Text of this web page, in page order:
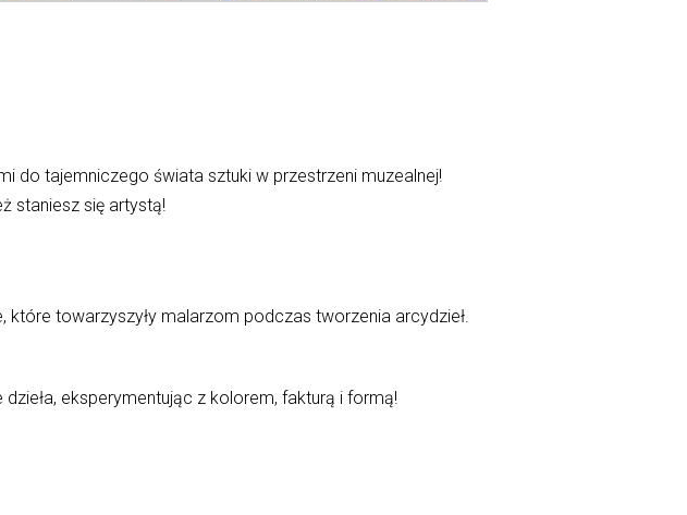
do tajemniczego świata sztuki w przestrzeni muzealnej!
staniesz się artystą!
towarzyszyły malarzom podczas tworzenia arcydzieł.
eksperymentując z kolorem, fakturą i formą!